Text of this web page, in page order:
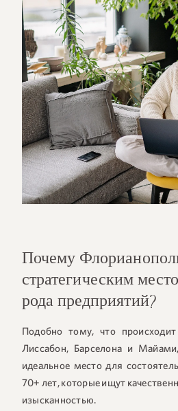
Почему
стратегическим
рода предприятий?
Подобно тому, что
Лиссабон, Барселона и
идеальное место для
70+ лет, которые ищут
изысканностью.